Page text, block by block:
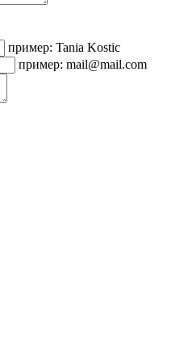
пример: Tania Kostic
пример: mail@mail.com